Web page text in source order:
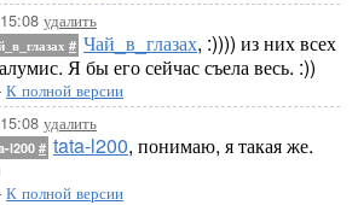
удалить
# Чай_в_глазах, :)))) из них всех
Я бы его сейчас съела весь. :))
К полной версии
удалить
l200 # tata-l200, понимаю, я такая же.
К полной версии